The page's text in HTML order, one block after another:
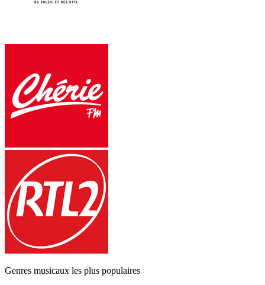
Genres musicaux les plus populaires